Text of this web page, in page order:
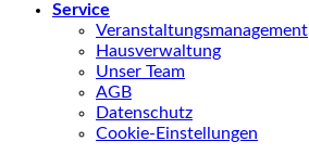
Service
Veranstaltungsmanagement
Hausverwaltung
Unser Team
AGB
Datenschutz
Cookie-Einstellungen